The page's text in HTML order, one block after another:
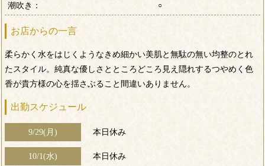
潮吹き： ○
お店からの一言
柔らかく水をはじくようなきめ細かい美肌と無駄の無い均整のとれ
たスタイル。純真な優しさとところどころ見え隠れするつやめく色
香が貴方様の心を揺さぶること間違いありません。
出勤スケジュール
9/29(月) 本日休み
10/1(水) 本日休み